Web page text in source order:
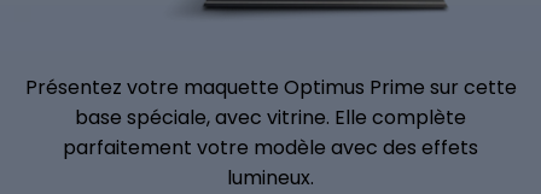
Présentez votre maquette Optimus Prime sur cette
base spéciale, avec vitrine. Elle complète
parfaitement votre modèle avec des effets
lumineux.